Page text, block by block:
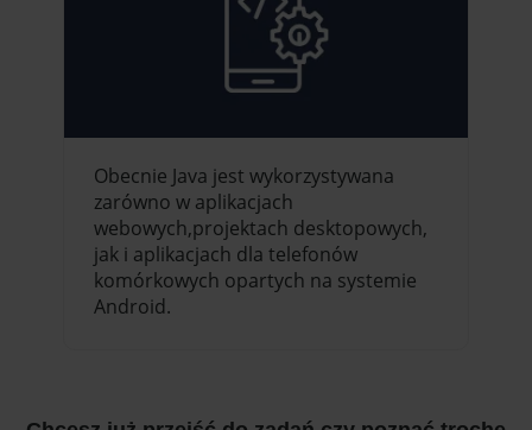
Obecnie Java jest wykorzystywana
zarówno w aplikacjach
webowych,projektach desktopowych,
jak i aplikacjach dla telefonów
komórkowych opartych na systemie
Android.